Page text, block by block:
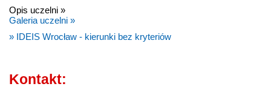
Opis uczelni »
Galeria uczelni »
» IDEIS Wrocław - kierunki bez kryteriów
Kontakt: